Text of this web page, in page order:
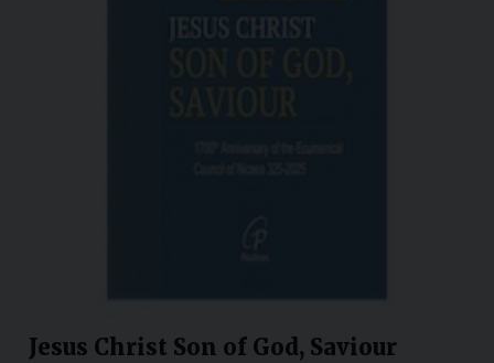
Jesus Christ Son of God, Saviour